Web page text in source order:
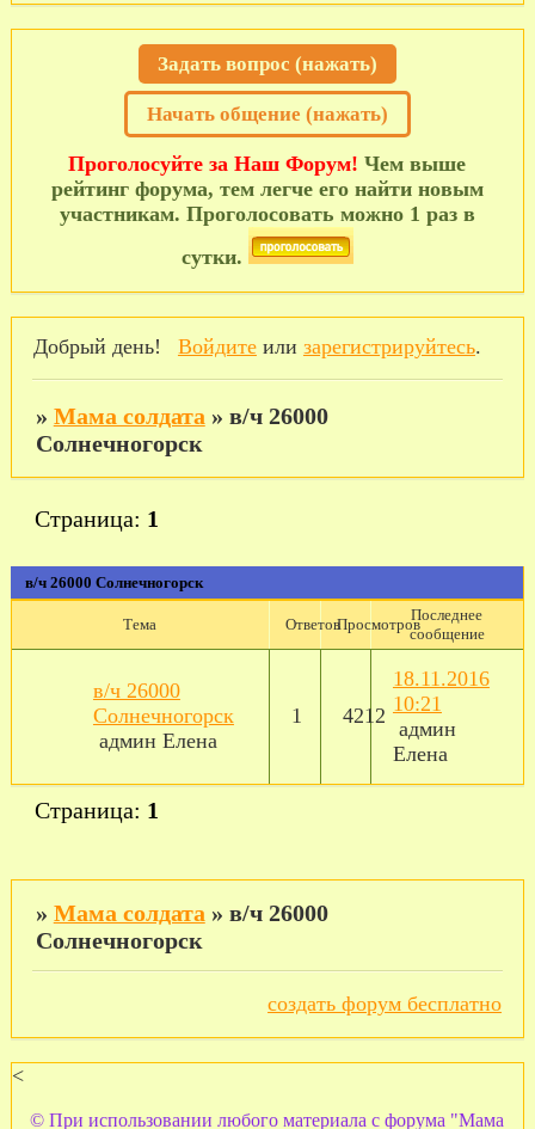
Задать вопрос (нажать)
Начать общение (нажать)
Проголосуйте за Наш Форум! Чем выше
рейтинг форума, тем легче его найти новым
участникам. Проголосовать можно 1 раз в
сутки.
Добрый день! Войдитеили зарегистрируйтесь.
» Мама солдата » в/ч 26000
Солнечногорск
в/ч 26000 Солнечногорск
Страница: 1
Тема ОтветовПросмотров
Последнее
сообщение
в/ч 26000
Солнечногорск
админ Елена
1 4212
18.11.2016
10:21
админ
Елена
Страница: 1
» Мама солдата » в/ч 26000
Солнечногорск
создать форум бесплатно
<
© При использовании любого материала с форума "Мама